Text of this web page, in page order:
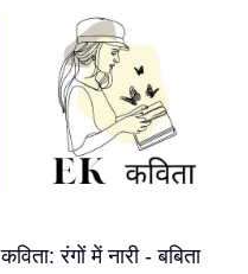
कविता: रंगों में नारी - बबिता